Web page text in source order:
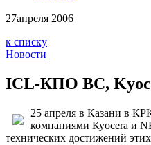
27апреля 2006
к списку
Новости
ICL-КПО ВС,
25 апреля в Казани в
компаниями Куосеra и
технических достижений